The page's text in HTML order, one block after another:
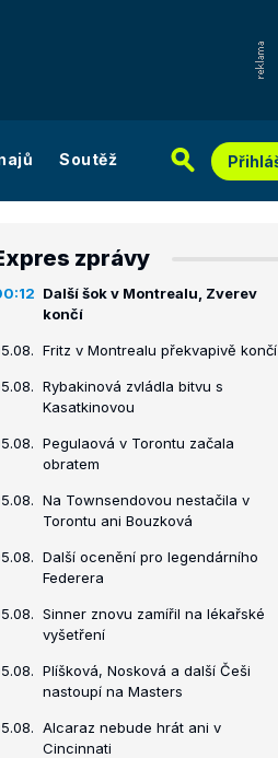
Soutěž
zprávy
Další šok v Montrealu, Zverev
končí
Fritz v Montrealu překvapivě končí
Rybakinová zvládla bitvu s
Kasatkinovou
Pegulaová v Torontu začala
obratem
Na Townsendovou nestačila v
Torontu ani Bouzková
Další ocenění pro legendárního
Federera
Sinner znovu zamířil na lékařské
vyšetření
Plíšková, Nosková a další Češi
nastoupí na Masters
Alcaraz nebude hrát ani v
Cincinnati